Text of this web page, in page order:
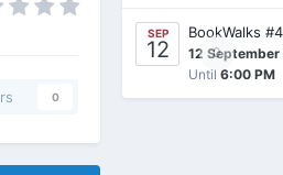
0
SEP
12 0
BookWalks
12
Until 6:00 PM